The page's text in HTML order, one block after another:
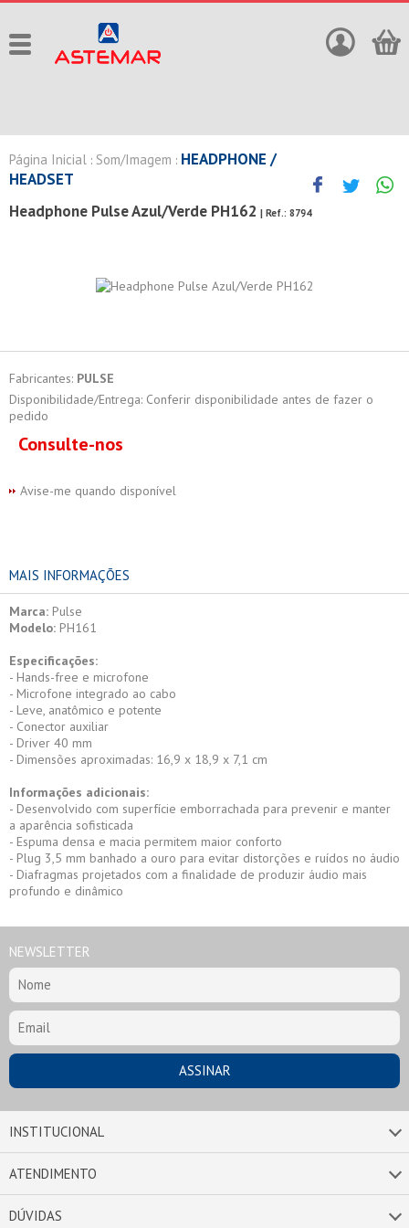
Página Inicial : Som/Imagem : HEADPHONE /
HEADSET
Headphone Pulse Azul/Verde PH162 | Ref.: 8794
Fabricantes: PULSE
Disponibilidade/Entrega: Conferir disponibilidade antes de fazer o
pedido
Consulte-nos
Avise-me quando disponível
MAIS INFORMAÇÕES
Marca: Pulse
Modelo: PH161
Especificações:
- Hands-free e microfone
- Microfone integrado ao cabo
- Leve, anatômico e potente
- Conector auxiliar
- Driver 40 mm
- Dimensões aproximadas: 16,9 x 18,9 x 7,1 cm
Informações adicionais:
- Desenvolvido com superfície emborrachada para prevenir e manter
a aparência sofisticada
- Espuma densa e macia permitem maior conforto
- Plug 3,5 mm banhado a ouro para evitar distorções e ruídos no áudio
- Diafragmas projetados com a finalidade de produzir áudio mais
profundo e dinâmico
NEWSLETTER
INSTITUCIONAL
ATENDIMENTO
DÚVIDAS